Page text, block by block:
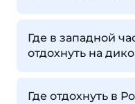
Где в западной
отдохнуть на
Где отдохнуть в